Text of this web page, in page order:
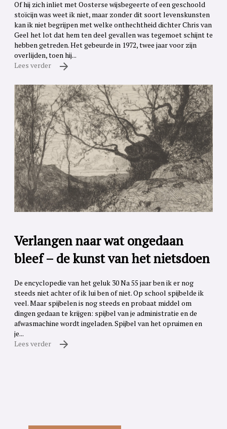
Of hij zich inliet met Oosterse wijsbegeerte of een geschoold
stoïcijn was weet ik niet, maar zonder dit soort levenskunsten
kan ik niet begrijpen met welke onthechtheid dichter Chris van
Geel het lot dat hem ten deel gevallen was tegemoet schijnt te
hebben getreden. Het gebeurde in 1972, twee jaar voor zijn
overlijden, toen hij...
Lees verder
Verlangen naar wat ongedaan
bleef – de kunst van het nietsdoen
De encyclopedie van het geluk 30 Na 55 jaar ben ik er nog
steeds niet achter of ik lui ben of niet. Op school spijbelde ik
veel. Maar spijbelen is nog steeds en probaat middel om
dingen gedaan te krijgen: spijbel van je administratie en de
afwasmachine wordt ingeladen. Spijbel van het opruimen en
je...
Lees verder